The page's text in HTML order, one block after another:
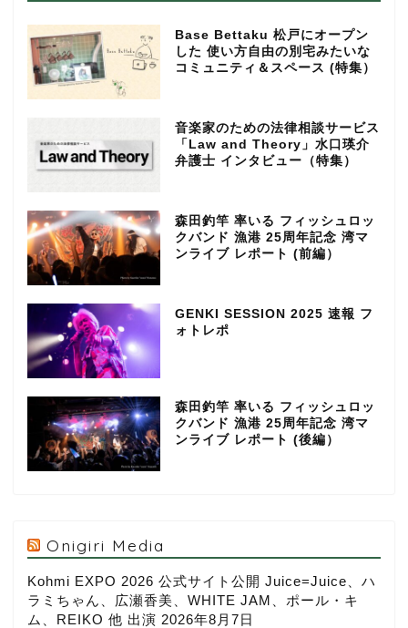
Base Bettaku 松戸にオープン
した 使い方自由の別宅みたいな
コミュニティ＆スペース (特集）
音楽家のための法律相談サービス
「Law and Theory」水口瑛介
弁護士 インタビュー（特集）
森田釣竿 率いる フィッシュロッ
クバンド 漁港 25周年記念 湾マ
ンライブ レポート (前編）
GENKI SESSION 2025 速報 フ
ォトレポ
森田釣竿 率いる フィッシュロッ
クバンド 漁港 25周年記念 湾マ
ンライブ レポート (後編）
Onigiri Media
Kohmi EXPO 2026 公式サイト公開 Juice=Juice、ハ
ラミちゃん、広瀬香美、WHITE JAM、ポール・キ
ム、REIKO 他 出演 2026年8月7日